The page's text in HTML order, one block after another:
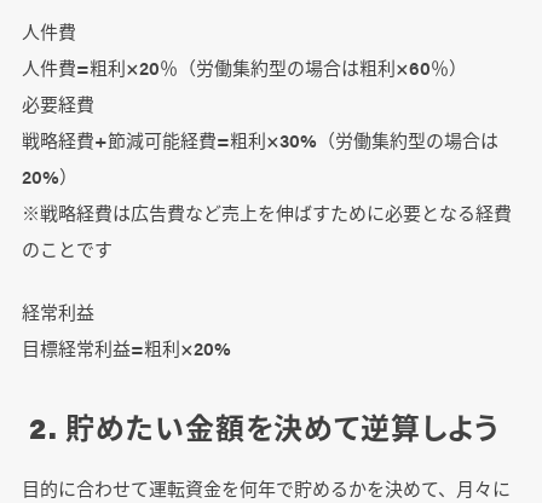
人件費
人件費=粗利×20％（労働集約型の場合は粗利×60％）
必要経費
戦略経費+節減可能経費=粗利×30%（労働集約型の場合は
20%）
※戦略経費は広告費など売上を伸ばすために必要となる経費
のことです
経常利益
目標経常利益=粗利×20%
2. 貯めたい金額を決めて逆算しよう
目的に合わせて運転資金を何年で貯めるかを決めて、月々に